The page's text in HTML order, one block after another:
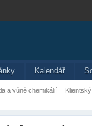
Kalendář
a vůně chemikálií